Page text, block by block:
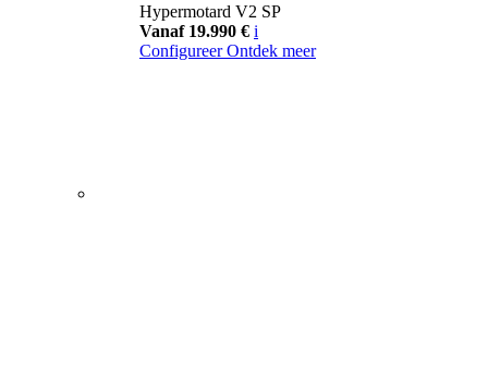
Hypermotard V2 SP
Vanaf 19.990 € i
Configureer Ontdek meer